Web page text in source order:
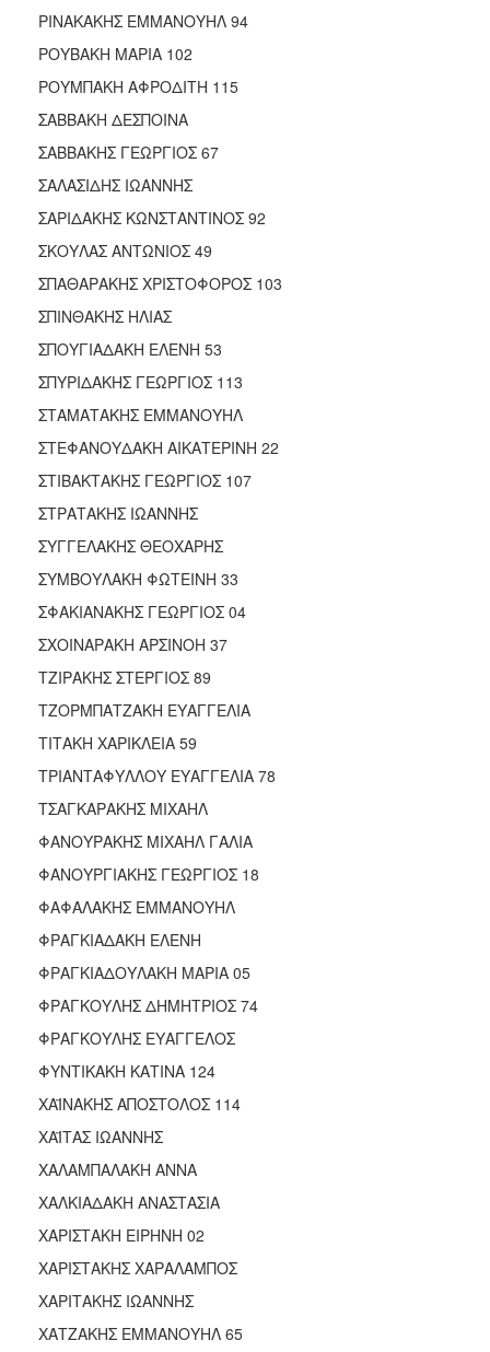
ΡΙΝΑΚΑΚΗΣ ΕΜΜΑΝΟΥΗΛ 94
ΡΟΥΒΑΚΗ ΜΑΡΙΑ 102
ΡΟΥΜΠΑΚΗ ΑΦΡΟΔΙΤΗ 115
ΣΑΒΒΑΚΗ ΔΕΣΠΟΙΝΑ
ΣΑΒΒΑΚΗΣ ΓΕΩΡΓΙΟΣ 67
ΣΑΛΑΣΙΔΗΣ ΙΩΑΝΝΗΣ
ΣΑΡΙΔΑΚΗΣ ΚΩΝΣΤΑΝΤΙΝΟΣ 92
ΣΚΟΥΛΑΣ ΑΝΤΩΝΙΟΣ 49
ΣΠΑΘΑΡΑΚΗΣ ΧΡΙΣΤΟΦΟΡΟΣ 103
ΣΠΙΝΘΑΚΗΣ ΗΛΙΑΣ
ΣΠΟΥΓΙΑΔΑΚΗ ΕΛΕΝΗ 53
ΣΠΥΡΙΔΑΚΗΣ ΓΕΩΡΓΙΟΣ 113
ΣΤΑΜΑΤΑΚΗΣ ΕΜΜΑΝΟΥΗΛ
ΣΤΕΦΑΝΟΥΔΑΚΗ ΑΙΚΑΤΕΡΙΝΗ 22
ΣΤΙΒΑΚΤΑΚΗΣ ΓΕΩΡΓΙΟΣ 107
ΣΤΡΑΤΑΚΗΣ ΙΩΑΝΝΗΣ
ΣΥΓΓΕΛΑΚΗΣ ΘΕΟΧΑΡΗΣ
ΣΥΜΒΟΥΛΑΚΗ ΦΩΤΕΙΝΗ 33
ΣΦΑΚΙΑΝΑΚΗΣ ΓΕΩΡΓΙΟΣ 04
ΣΧΟΙΝΑΡΑΚΗ ΑΡΣΙΝΟΗ 37
ΤΖΙΡΑΚΗΣ ΣΤΕΡΓΙΟΣ 89
ΤΖΟΡΜΠΑΤΖΑΚΗ ΕΥΑΓΓΕΛΙΑ
ΤΙΤΑΚΗ ΧΑΡΙΚΛΕΙΑ 59
ΤΡΙΑΝΤΑΦΥΛΛΟΥ ΕΥΑΓΓΕΛΙΑ 78
ΤΣΑΓΚΑΡΑΚΗΣ ΜΙΧΑΗΛ
ΦΑΝΟΥΡΑΚΗΣ ΜΙΧΑΗΛ ΓΑΛΙΑ
ΦΑΝΟΥΡΓΙΑΚΗΣ ΓΕΩΡΓΙΟΣ 18
ΦΑΦΑΛΑΚΗΣ ΕΜΜΑΝΟΥΗΛ
ΦΡΑΓΚΙΑΔΑΚΗ ΕΛΕΝΗ
ΦΡΑΓΚΙΑΔΟΥΛΑΚΗ ΜΑΡΙΑ 05
ΦΡΑΓΚΟΥΛΗΣ ΔΗΜΗΤΡΙΟΣ 74
ΦΡΑΓΚΟΥΛΗΣ ΕΥΑΓΓΕΛΟΣ
ΦΥΝΤΙΚΑΚΗ ΚΑΤΙΝΑ 124
ΧΑΪΝΑΚΗΣ ΑΠΟΣΤΟΛΟΣ 114
ΧΑΪΤΑΣ ΙΩΑΝΝΗΣ
ΧΑΛΑΜΠΑΛΑΚΗ ΑΝΝΑ
ΧΑΛΚΙΑΔΑΚΗ ΑΝΑΣΤΑΣΙΑ
ΧΑΡΙΣΤΑΚΗ ΕΙΡΗΝΗ 02
ΧΑΡΙΣΤΑΚΗΣ ΧΑΡΑΛΑΜΠΟΣ
ΧΑΡΙΤΑΚΗΣ ΙΩΑΝΝΗΣ
ΧΑΤΖΑΚΗΣ ΕΜΜΑΝΟΥΗΛ 65